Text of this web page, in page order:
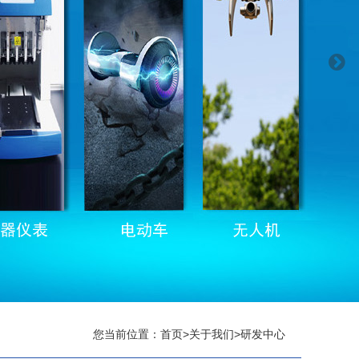
您当前位置： 首页>关于我们>研发中心